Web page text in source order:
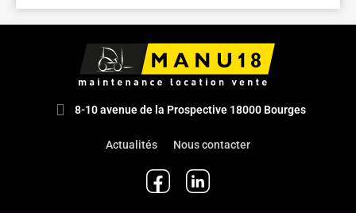
8-10 avenue de la Prospective 18000 Bourges
Actualités Nous contacter